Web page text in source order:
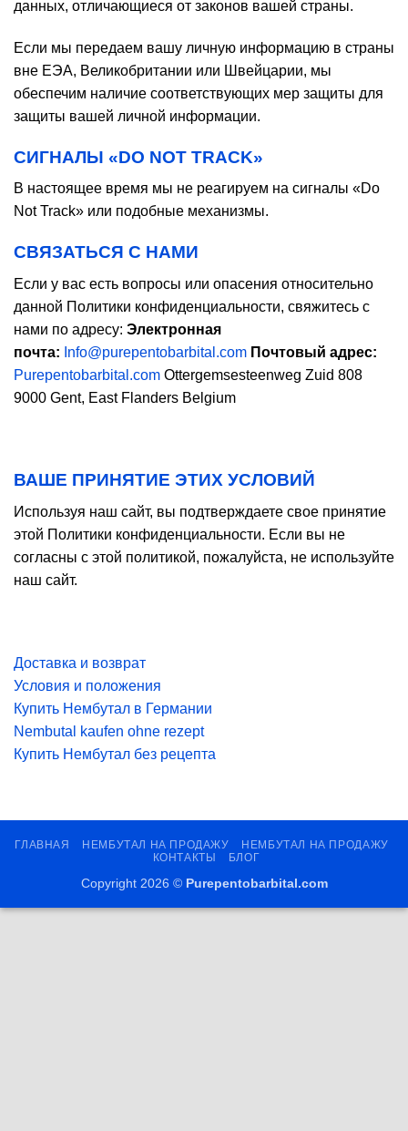
данных, отличающиеся от законов вашей страны.
Если мы передаем вашу личную информацию в страны
вне ЕЭА, Великобритании или Швейцарии, мы
обеспечим наличие соответствующих мер защиты для
защиты вашей личной информации.
СИГНАЛЫ «DO NOT TRACK»
В настоящее время мы не реагируем на сигналы «Do
Not Track» или подобные механизмы.
СВЯЗАТЬСЯ С НАМИ
Если у вас есть вопросы или опасения относительно
данной Политики конфиденциальности, свяжитесь с
нами по адресу: Электронная
почта: Info@purepentobarbital.com Почтовый адрес:
Purepentobarbital.com Ottergemsesteenweg Zuid 808
9000 Gent, East Flanders Belgium
ВАШЕ ПРИНЯТИЕ ЭТИХ УСЛОВИЙ
Используя наш сайт, вы подтверждаете свое принятие
этой Политики конфиденциальности. Если вы не
согласны с этой политикой, пожалуйста, не используйте
наш сайт.
Доставка и возврат
Условия и положения
Купить Нембутал в Германии
Nembutal kaufen ohne rezept
Купить Нембутал без рецепта
ГЛАВНАЯ НЕМБУТАЛ НА ПРОДАЖУ
НЕМБУТАЛ НА ПРОДАЖУ
КОНТАКТЫ
БЛОГ
Copyright 2026 © Purepentobarbital.com